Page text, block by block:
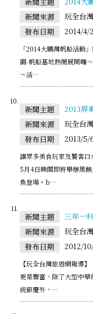
新聞來源
玩全台
發布日期
2014/4/
「2014大鵬灣帆船活動
園-帆船基地熱鬧展開囉
～活…
新聞主題
2013屏
新聞來源
玩全台
發布日期
2013/5/
讓眾多美食玩家及饕客口
5月4日晚間即將舉辦黑
魚登場。b…
新聞主題
三年一
新聞來源
玩全台
發布日期
2012/
【玩全台灣旅遊網報導
更是豐富，除了大型中
統節慶外，…